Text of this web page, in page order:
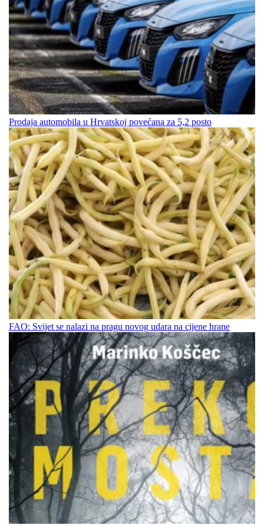
Prodaja automobila u Hrvatskoj povećana za 5,2 posto
FAO: Svijet se nalazi na pragu novog udara na cijene hrane